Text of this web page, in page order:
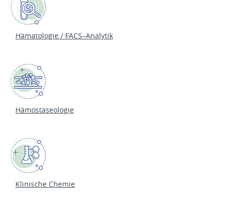
Hämatologie / FACS–Analytik
Hämostaseologie
Klinische Chemie